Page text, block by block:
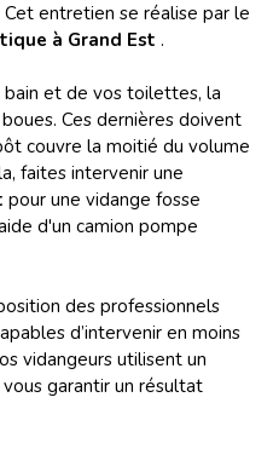
entretien se réalise par le
à Grand Est .
et de vos toilettes, la
Ces dernières doivent
couvre la moitié du volume
faites intervenir une
pour une vidange fosse
d'un camion pompe
des professionnels
d’intervenir en moins
vidangeurs utilisent un
garantir un résultat